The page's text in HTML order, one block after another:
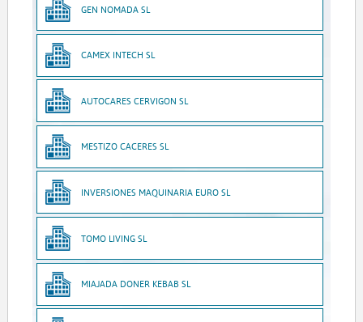
GEN NOMADA SL
CAMEX INTECH SL
AUTOCARES CERVIGON SL
MESTIZO CACERES SL
INVERSIONES MAQUINARIA EURO SL
TOMO LIVING SL
MIAJADA DONER KEBAB SL